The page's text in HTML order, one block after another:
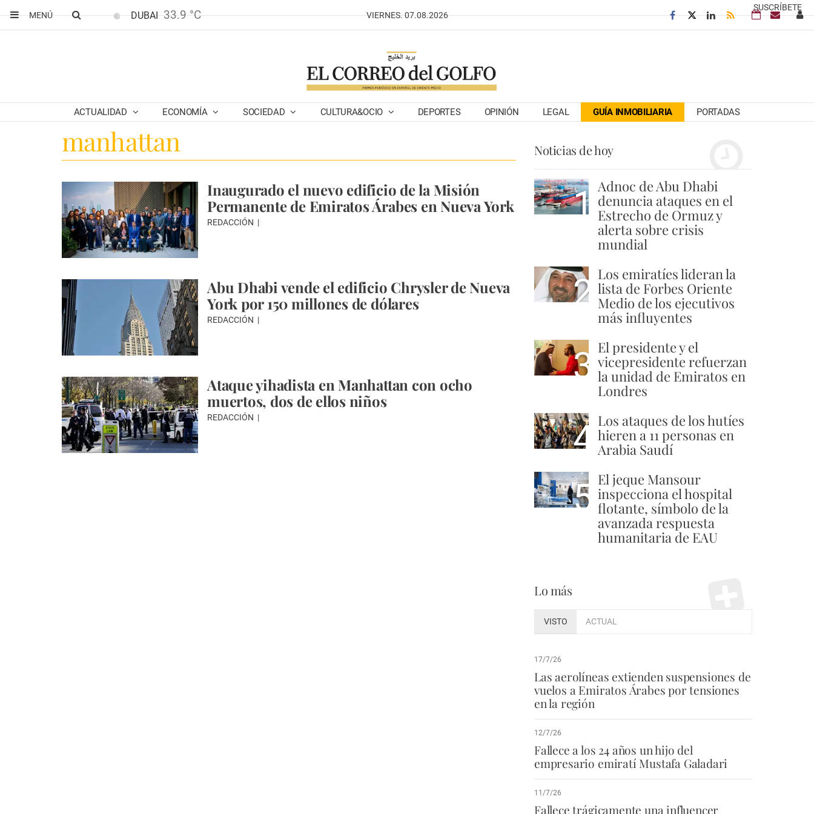
SUSCRÍBETE
MENÚ
DUBAI 33.9 °C VIERNES. 07.08.2026
ACTUALIDAD ECONOMÍA SOCIEDAD CULTURA&OCIO DEPORTES OPINIÓN LEGAL GUÍA INMOBILIARIA PORTADAS
manhattan
Inaugurado el nuevo edificio de la Misión
Permanente de Emiratos Árabes en Nueva York
REDACCIÓN
Abu Dhabi vende el edificio Chrysler de Nueva
York por 150 millones de dólares
REDACCIÓN
Ataque yihadista en Manhattan con ocho
muertos, dos de ellos niños
REDACCIÓN
Noticias de hoy
1 Adnoc de Abu Dhabi
denuncia ataques en el
Estrecho de Ormuz y
alerta sobre crisis
mundial
2 Los emiratíes lideran la
lista de Forbes Oriente
Medio de los ejecutivos
más influyentes
3 El presidente y el
vicepresidente refuerzan
la unidad de Emiratos en
Londres
4 Los ataques de los hutíes
hieren a 11 personas en
Arabia Saudí
5 El jeque Mansour
inspecciona el hospital
flotante, símbolo de la
avanzada respuesta
humanitaria de EAU
Lo más
VISTO ACTUAL
17/7/26
Las aerolíneas extienden suspensiones de
vuelos a Emiratos Árabes por tensiones
en la región
12/7/26
Fallece a los 24 años un hijo del
empresario emiratí Mustafa Galadari
11/7/26
Fallece trágicamente una influencer